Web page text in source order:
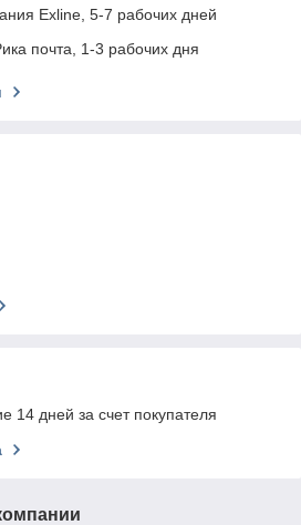
Exline, 5-7 рабочих дней
почта, 1-3 рабочих дня
14 дней за счет покупателя